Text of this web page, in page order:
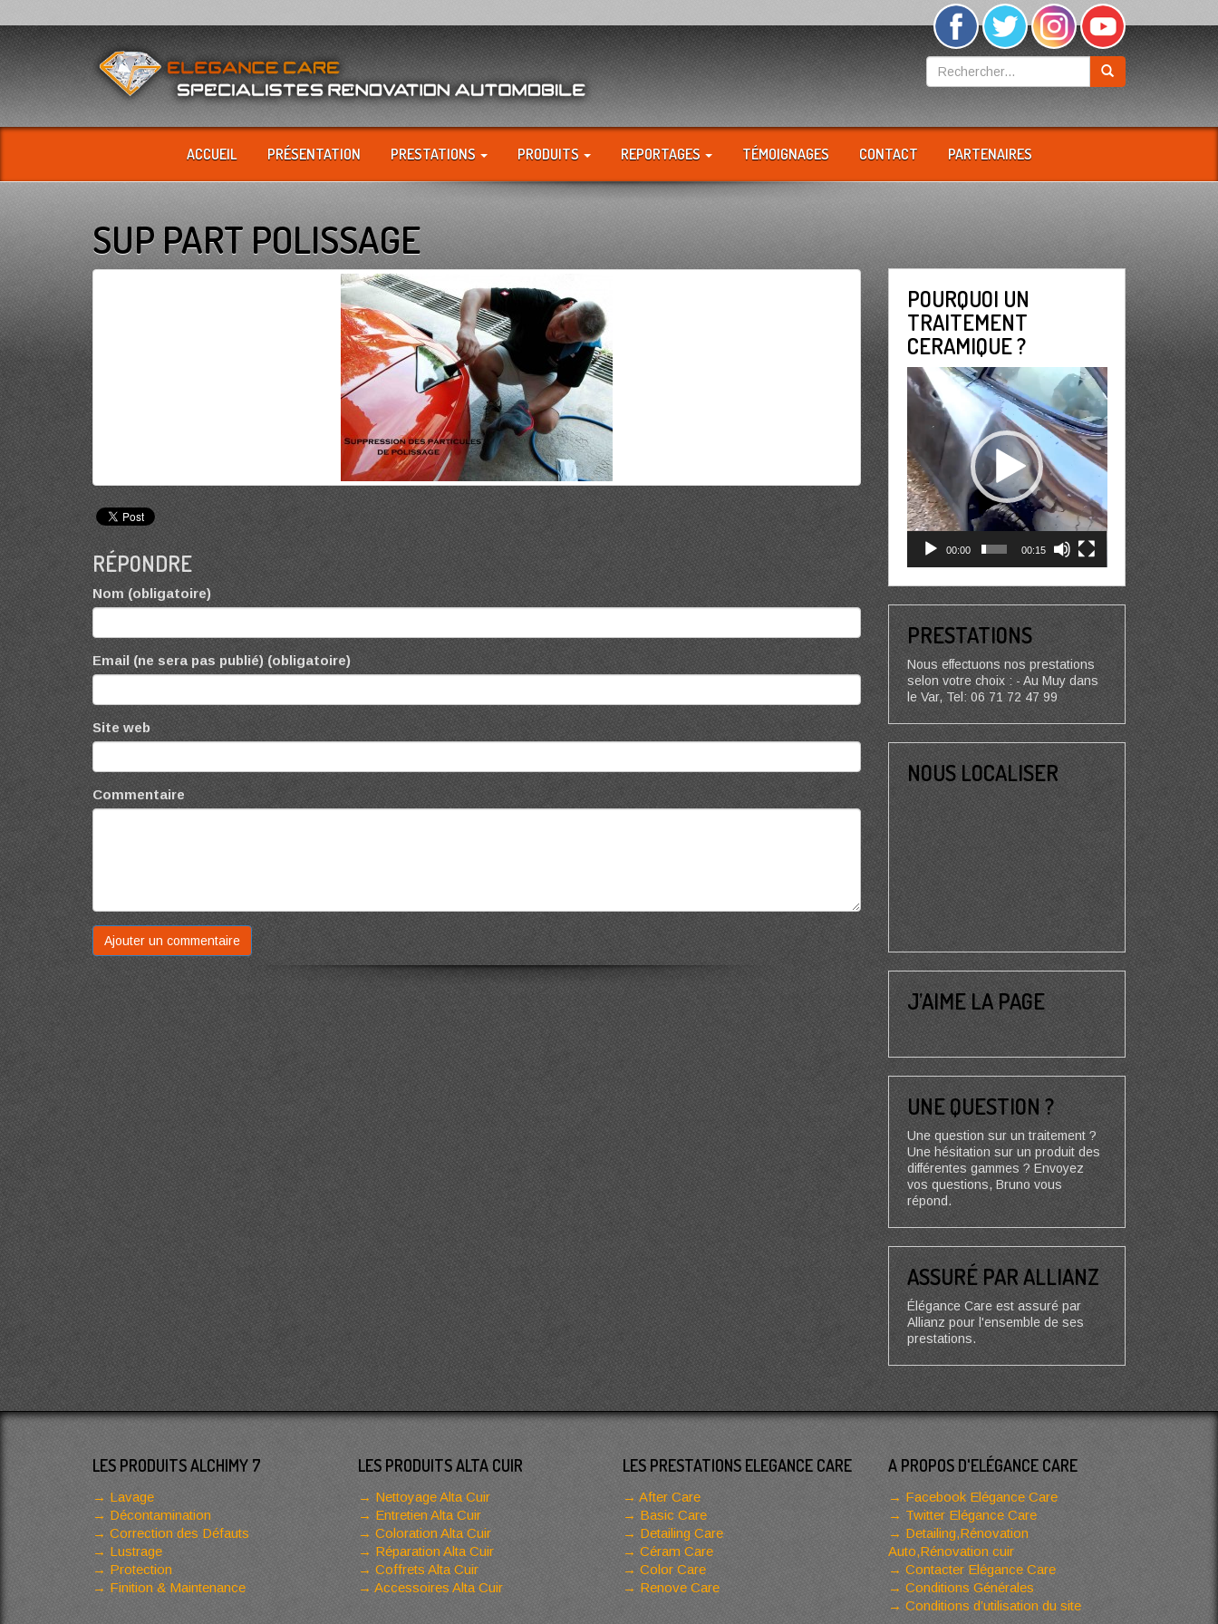
ACCUEIL PRÉSENTATION PRESTATIONS PRODUITS REPORTAGES TÉMOIGNAGES CONTACT PARTENAIRES
SUP PART POLISSAGE
RÉPONDRE
Nom (obligatoire)
Email (ne sera pas publié) (obligatoire)
Site web
Commentaire
POURQUOI UN
TRAITEMENT
CERAMIQUE ?
Lecteur
vidéo
00:00 00:15
PRESTATIONS
Nous effectuons nos prestations
selon votre choix : - Au Muy dans
le Var, Tel: 06 71 72 47 99
NOUS LOCALISER
J’AIME LA PAGE
UNE QUESTION ?
Une question sur un traitement ?
Une hésitation sur un produit des
différentes gammes ? Envoyez
vos questions, Bruno vous
répond.
ASSURÉ PAR ALLIANZ
Élégance Care est assuré par
Allianz pour l'ensemble de ses
prestations.
LES PRODUITS ALCHIMY 7
Lavage
Décontamination
Correction des Défauts
Lustrage
Protection
Finition & Maintenance
LES PRODUITS ALTA CUIR
Nettoyage Alta Cuir
Entretien Alta Cuir
Coloration Alta Cuir
Réparation Alta Cuir
Coffrets Alta Cuir
Accessoires Alta Cuir
LES PRESTATIONS ELEGANCE CARE
After Care
Basic Care
Detailing Care
Céram Care
Color Care
Renove Care
A PROPOS D'ELÉGANCE CARE
Facebook Elégance Care
Twitter Elégance Care
Detailing,Rénovation
Auto,Rénovation cuir
Contacter Elégance Care
Conditions Générales
Conditions d’utilisation du site